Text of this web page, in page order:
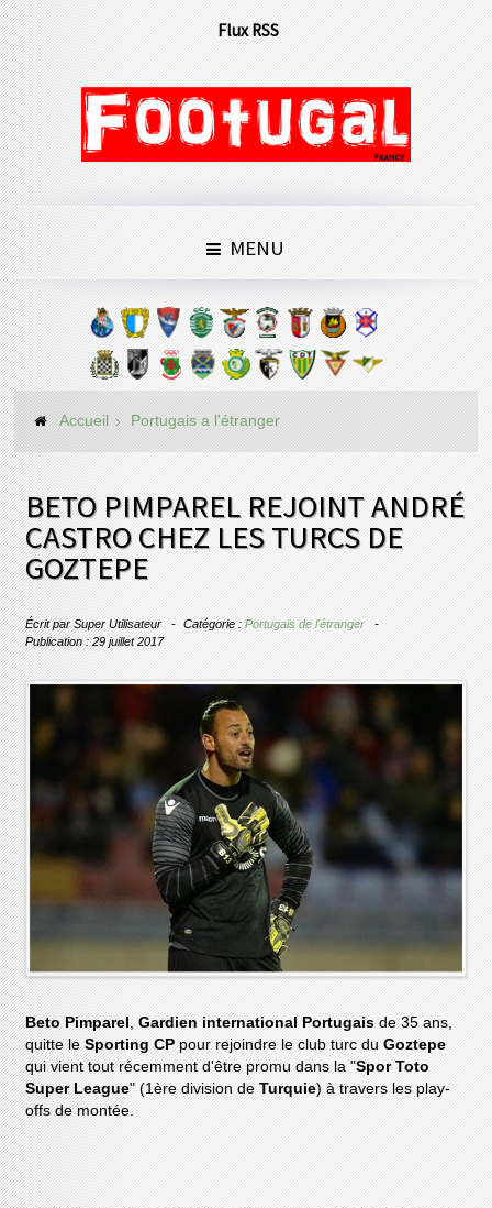
Flux RSS
MENU
Accueil Portugais a l'étranger
BETO PIMPAREL REJOINT ANDRÉ
CASTRO CHEZ LES TURCS DE
GOZTEPE
Écrit parSuper Utilisateur Catégorie :Portugais de l'étranger
Publication : 29 juillet 2017
Beto Pimparel ,Gardien international Portugais de 35 ans,
quitte leSporting CP pour rejoindre le club turc duGoztepe
qui vient tout récemment d'être promu dans la "Spor Toto
Super League" (1ère division deTurquie) à travers les play-
offs de montée.